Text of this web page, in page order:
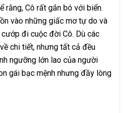
rằng, Cô rất gắn bó với biển.
vào những giấc mơ tự do và
đi cuộc đời Cô. Dù các
chi tiết, nhưng tất cả đều
ngưỡng lớn lao của người
gái bạc mệnh nhưng đầy lòng